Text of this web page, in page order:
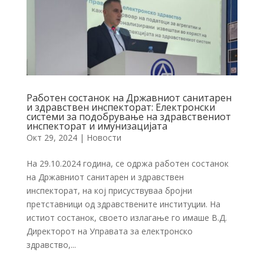
Работен состанок на Државниот санитарен
и здравствен инспекторат: Електронски
системи за подобрување на здравствениот
инспекторат и имунизацијата
Окт 29, 2024| Новости
На 29.10.2024 година, се одржа работен состанок
на Државниот санитарен и здравствен
инспекторат, на кој присуствуваа бројни
претставници од здравствените институции. На
истиот состанок, своето излагање го имаше В.Д.
Директорот на Управата за електронско
здравство,...